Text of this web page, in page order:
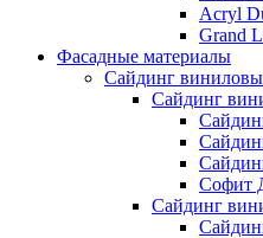
Acryl
Grand
Фасадные материалы
Сайдинг
Сайдинг
Софит
Сайдинг